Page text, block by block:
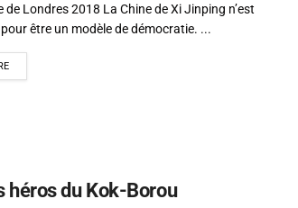
de Londres 2018 La Chine de Xi Jinping n’est
être un modèle de démocratie. ...
héros du Kok-Borou